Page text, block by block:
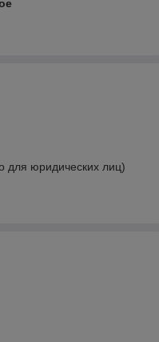
для юридических лиц)